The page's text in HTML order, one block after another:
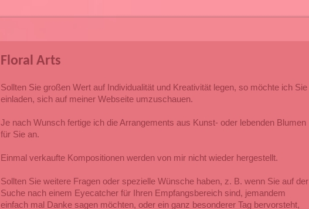
Floral Arts
Sollten Sie großen Wert auf Individualität und Kreativität legen, so möchte ich Sie
einladen, sich auf meiner Webseite umzuschauen.
Je nach Wunsch fertige ich die Arrangements aus Kunst- oder lebenden Blumen
für Sie an.
Einmal verkaufte Kompositionen werden von mir nicht wieder hergestellt.
Sollten Sie weitere Fragen oder spezielle Wünsche haben, z. B. wenn Sie auf der
Suche nach einem Eyecatcher für Ihren Empfangsbereich sind, jemandem
einfach mal Danke sagen möchten, oder ein ganz besonderer Tag bervorsteht,